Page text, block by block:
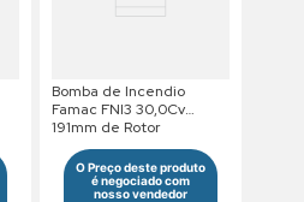
Bomba de Incendio
Famac FNI3 30,0Cv
191mm de Rotor
220/380/440V Trifasico
Saída Roscada
O Preço deste produto
é negociado com
nosso vendedor